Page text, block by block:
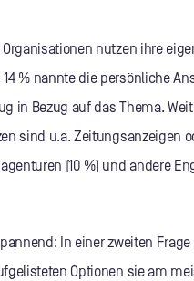
Organisationen nutzen ihre
% nannte die persönliche
in Bezug auf das Thema.
sind u.a. Zeitungsanzeigen
(10 %) und andere
In einer zweiten
Optionen sie am